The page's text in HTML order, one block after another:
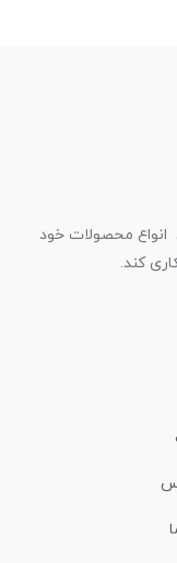
انواع محصولات خود
کند.